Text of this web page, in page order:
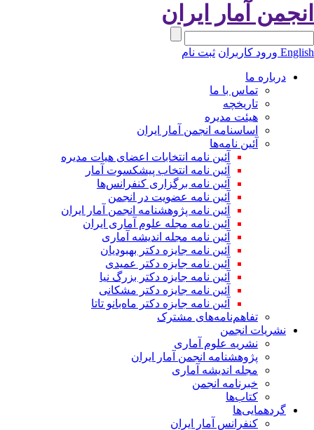
آمار ایران
ورود کاربران ثبت نام
درباره ما
تماس با ما
تاریخچه
هیئت مدیره
اساسنامه انجمن آمار ایران
آئین نامه‌ها
آئین نامه انتخابات اعضای هیات مدیره
آئین نامه انتخاب پیشکسوت آمار
آئین نامه برگزاری کنفرانس‌ها
آئین نامه عضویت در انجمن
آئین نامه پژوهشنامه انجمن آمار ایران
آئین نامه مجله علوم آماری ایران
آئین نامه مجله اندیشه آماری
آئین‌ نامه جایزه دکتر بهبودیان
آئین نامه جایزه دکتر عمیدی
آئین نامه جایزه دکتر بزرگ نیا
آئین نامه جایزه دکتر مشکانی
آئین نامه جایزه دکتر ماه‌بانو تاتا
تفاهم‌نامه‌های مشترک
نشریات انجمن
نشریه علوم آماری
پژوهشنامه انجمن آمار ایران
مجله اندیشه آماری
خبرنامه انجمن
کتاب‌ها
گردهمایی‌ها
کنفرانس آمار ایران